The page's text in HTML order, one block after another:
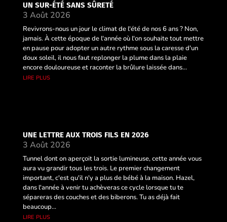
UN SUR-ÉTÉ SANS SÛRETÉ
3 Août 2026
Revivrons-nous un jour le climat de l'été de nos 6 ans ? Non,
jamais. À cette époque de l'année où l'on souhaite tout mettre
en pause pour adopter un autre rythme sous la caresse d'un
doux soleil, il nous faut replonger la plume dans la plaie
encore douloureuse et raconter la brûlure laissée dans...
lire plus
UNE LETTRE AUX TROIS FILS EN 2026
3 Août 2026
Tunnel dont on aperçoit la sortie lumineuse, cette année vous
aura vu grandir tous les trois. Le premier changement
important, c'est qu'il n'y a plus de bébé à la maison. Hazel,
dans l'année à venir tu achèveras ce cycle lorsque tu te
sépareras des couches et des biberons. Tu as déjà fait
beaucoup...
lire plus